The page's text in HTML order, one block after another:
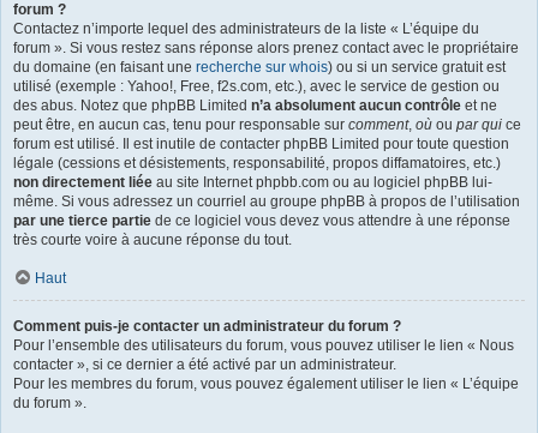
forum ?
Contactez n’importe lequel des administrateurs de la liste « L’équipe du
forum ». Si vous restez sans réponse alors prenez contact avec le propriétaire
du domaine (en faisant une recherche sur whois) ou si un service gratuit est
utilisé (exemple : Yahoo!, Free, f2s.com, etc.), avec le service de gestion ou
des abus. Notez que phpBB Limited n’a absolument aucun contrôle et ne
peut être, en aucun cas, tenu pour responsable sur comment, où ou par qui ce
forum est utilisé. Il est inutile de contacter phpBB Limited pour toute question
légale (cessions et désistements, responsabilité, propos diffamatoires, etc.)
non directement liée au site Internet phpbb.com ou au logiciel phpBB lui-
même. Si vous adressez un courriel au groupe phpBB à propos de l’utilisation
par une tierce partie de ce logiciel vous devez vous attendre à une réponse
très courte voire à aucune réponse du tout.
Haut
Comment puis-je contacter un administrateur du forum ?
Pour l’ensemble des utilisateurs du forum, vous pouvez utiliser le lien « Nous
contacter », si ce dernier a été activé par un administrateur.
Pour les membres du forum, vous pouvez également utiliser le lien « L’équipe
du forum ».